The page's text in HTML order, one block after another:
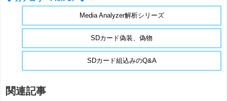
Media Analyzer解析シリーズ
SDカード偽装、偽物
SDカード組込みのQ&A
関連記事